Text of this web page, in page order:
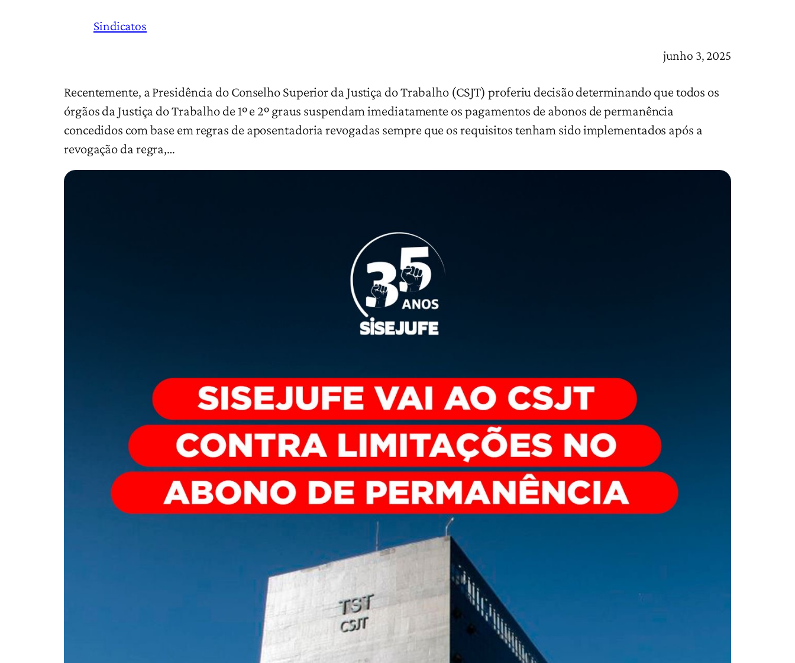
Sindicatos
junho 3, 2025
Recentemente, a Presidência do Conselho Superior da Justiça do Trabalho (CSJT) proferiu decisão determinando que todos os
órgãos da Justiça do Trabalho de 1º e 2º graus suspendam imediatamente os pagamentos de abonos de permanência
concedidos com base em regras de aposentadoria revogadas sempre que os requisitos tenham sido implementados após a
revogação da regra,…